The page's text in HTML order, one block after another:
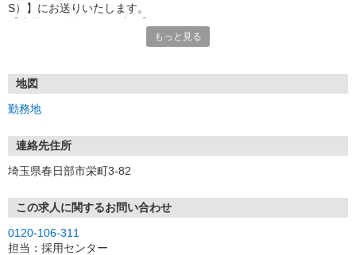
S）】にお送りいたします。
1.応募…Webもしくはお電話より応募ください。
※実技試験はドライバーの職種のみとなります。
もっと見る
地図
勤務地
連絡先住所
埼玉県春日部市栄町3-82
この求人に関するお問い合わせ
0120-106-311
担当：採用センター